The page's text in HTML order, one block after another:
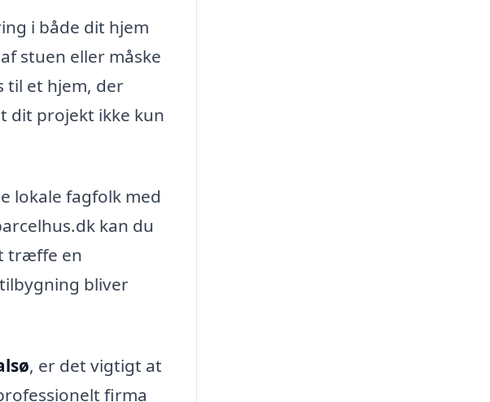
i både dit hjem
stuen eller måske
til et hjem, der
dit projekt ikke kun
lokale fagfolk med
kan du
træffe en
bliver
, er det vigtigt at
firma